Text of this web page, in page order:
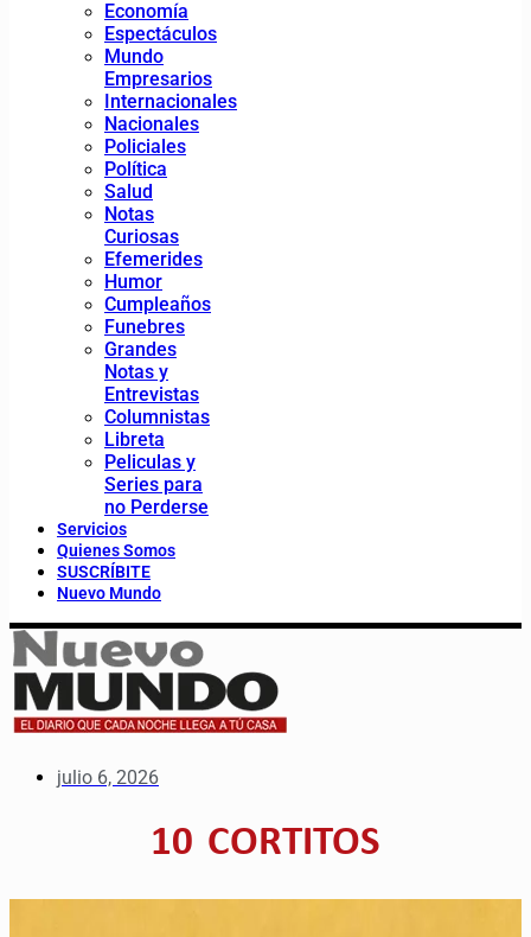
Economía
Espectáculos
Mundo
Empresarios
Internacionales
Nacionales
Policiales
Política
Salud
Notas
Curiosas
Efemerides
Humor
Cumpleaños
Funebres
Grandes
Notas y
Entrevistas
Columnistas
Libreta
Peliculas y
Series para
no Perderse
Servicios
Quienes Somos
SUSCRÍBITE
Nuevo Mundo
julio 6, 2026
10 CORTITOS